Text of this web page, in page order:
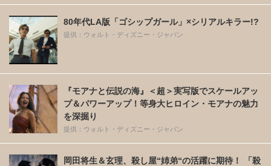
80年代LA版「ゴシップガール」×シリアルキラー!?
提供：ウォルト・ディズニー・ジャパン
『モアナと伝説の海』＜超＞実写版でスケールアッ
プ＆パワーアップ！等身大ヒロイン・モアナの魅力
を深掘り
提供：ウォルト・ディズニー・ジャパン
岡田将生＆玄理、殺し屋“姉弟“の活躍に期待！ 「殺